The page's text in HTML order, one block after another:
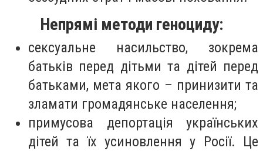
Непрямі методи геноциду:
сексуальне насильство, зокрема
батьків перед дітьми та дітей перед
батьками, мета якого – принизити та
зламати громадянське населення;
примусова депортація українських
дітей та їх усиновлення у Росії. Це